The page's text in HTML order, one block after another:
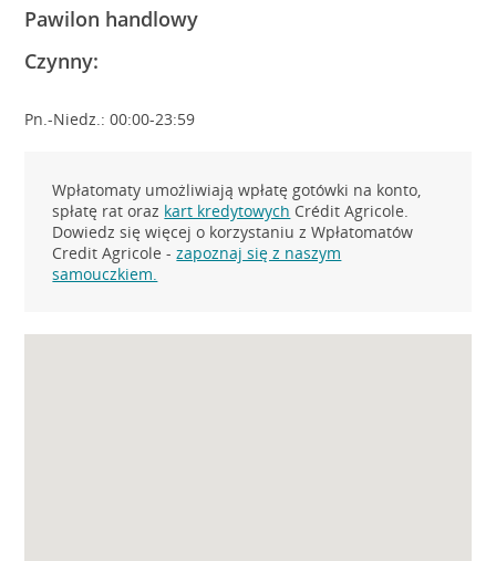
Pawilon handlowy
Czynny:
Pn.-Niedz.: 00:00-23:59
Wpłatomaty umożliwiają wpłatę gotówki na konto,
spłatę rat oraz kart kredytowych Crédit Agricole.
Dowiedz się więcej o korzystaniu z Wpłatomatów
Credit Agricole -zapoznaj się z naszym
samouczkiem.